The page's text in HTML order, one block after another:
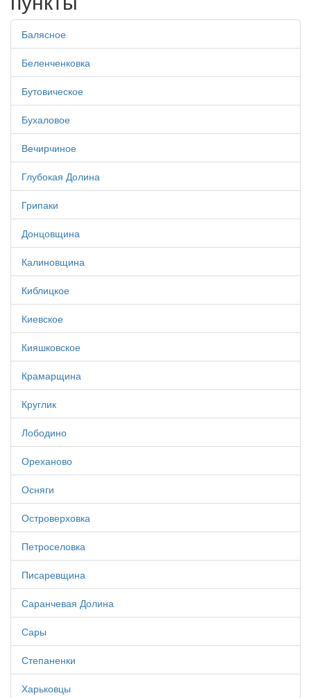
Балясное
Беленченковка
Бутовическое
Бухаловое
Вечирчиное
Глубокая Долина
Грипаки
Донцовщина
Калиновщина
Киблицкое
Киевское
Кияшковское
Крамарщина
Круглик
Лободино
Ореханово
Осняги
Островерховка
Петроселовка
Писаревщина
Саранчевая Долина
Сары
Степаненки
Харьковцы